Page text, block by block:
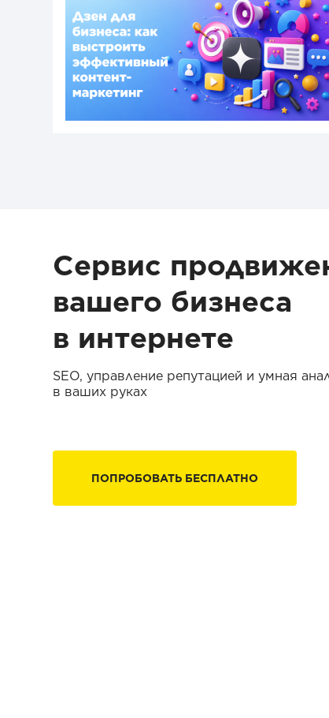
Сервис
вашего бизнеса
в интернете
SEO, управление репутацией и умная
в ваших руках
ПОПРОБОВАТЬ БЕСПЛАТНО